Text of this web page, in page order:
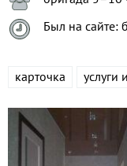
Был на сайте:
карточка услуги